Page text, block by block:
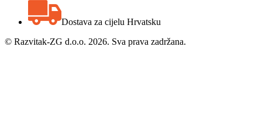
Dostava za cijelu Hrvatsku
© Razvitak-ZG d.o.o. 2026. Sva prava zadržana.